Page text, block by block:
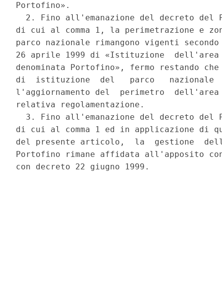
Portofino».
2. Fino all'emanazione del decreto del
di cui al comma 1, la perimetrazione e
parco nazionale rimangono vigenti
26 aprile 1999 di «Istituzione
denominata Portofino», fermo restando
di  istituzione  del   parco   nazionale
l'aggiornamento del  perimetro
relativa regolamentazione.
3. Fino all'emanazione del decreto del
di cui al comma 1 ed in applicazione di
del presente articolo,  la  gestione
Portofino rimane affidata all'apposito